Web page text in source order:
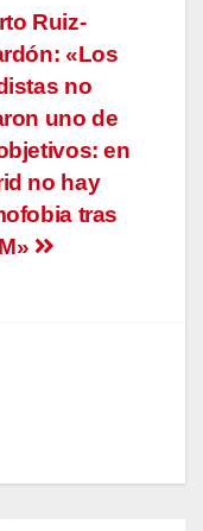
Ruiz-
«Los
no
uno de
en
no hay
tras